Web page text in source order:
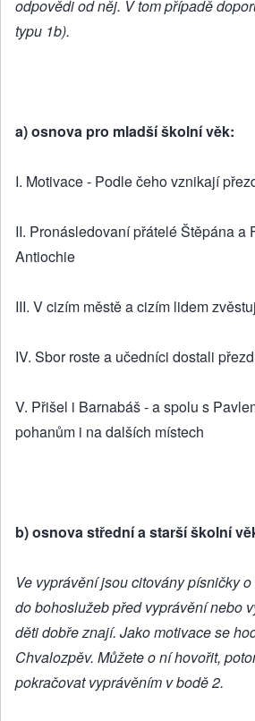
odpovědi od něj. V tom případě
typu 1b).
a) osnova pro mladší školní věk:
I. Motivace - Podle čeho vznikají
II. Pronásledovaní přátelé Štěpána a
Antiochie
III. V cizím městě a cizím lidem
IV. Sbor roste a učedníci dostali
V. Přišel i Barnabáš - a spolu s
pohanům i na dalších místech
b) osnova střední a starší školní
Ve vyprávění jsou citovány písničky
do bohoslužeb před vyprávění nebo
děti dobře znají. Jako motivace se
Chvalozpěv. Můžete o ní hovořit,
pokračovat vyprávěním v bodě 2.